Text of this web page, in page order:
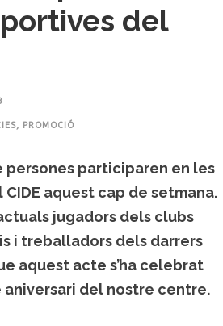
del
, PROMOCIÓ
persones participaren en les
aquest cap de setmana.
jugadors dels clubs
i treballadors dels darrers
aquest acte s’ha celebrat
aniversari del nostre centre.